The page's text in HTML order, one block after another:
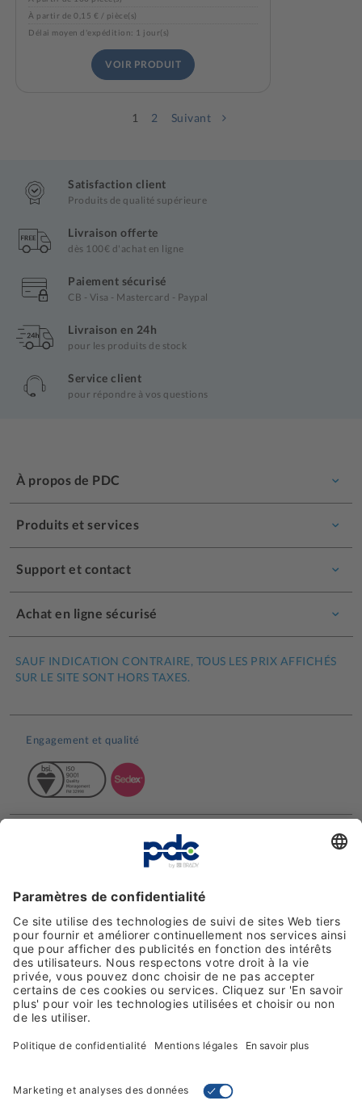
À partir de 0,15 € / pièce(s)
Délai moyen d'expédition: 1 jour(s)
VOIR PRODUIT
1 2 Suivant
Satisfaction client
Produits de qualité supérieure
Livraison offerte
dès 100€ d'achat en ligne
Paiement sécurisé
CB - Visa - Mastercard - Paypal
Livraison en 24h
pour les produits de stock
Service client
pour répondre à vos questions
À propos de PDC
Produits et services
Support et contact
Achat en ligne sécurisé
SAUF INDICATION CONTRAIRE, TOUS LES PRIX AFFICHÉS
SUR LE SITE SONT HORS TAXES.
Engagement et qualité
Moyens de paiement